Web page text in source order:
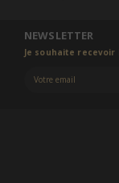
NEWSLETTER
Je souhaite